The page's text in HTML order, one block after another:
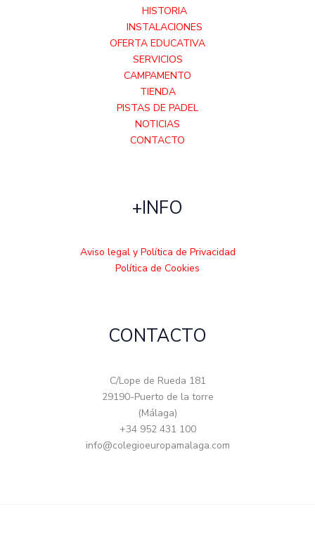
HISTORIA
INSTALACIONES
OFERTA EDUCATIVA
SERVICIOS
CAMPAMENTO
TIENDA
PISTAS DE PADEL
NOTICIAS
CONTACTO
+INFO
Aviso legal y Política de Privacidad
Política de Cookies
CONTACTO
C/Lope de Rueda 181
29190-Puerto de la torre
(Málaga)
+34 952 431 100
info@colegioeuropamalaga.com